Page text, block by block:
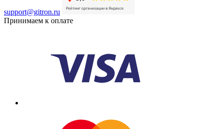
support@gitron.ru
Принимаем к оплате